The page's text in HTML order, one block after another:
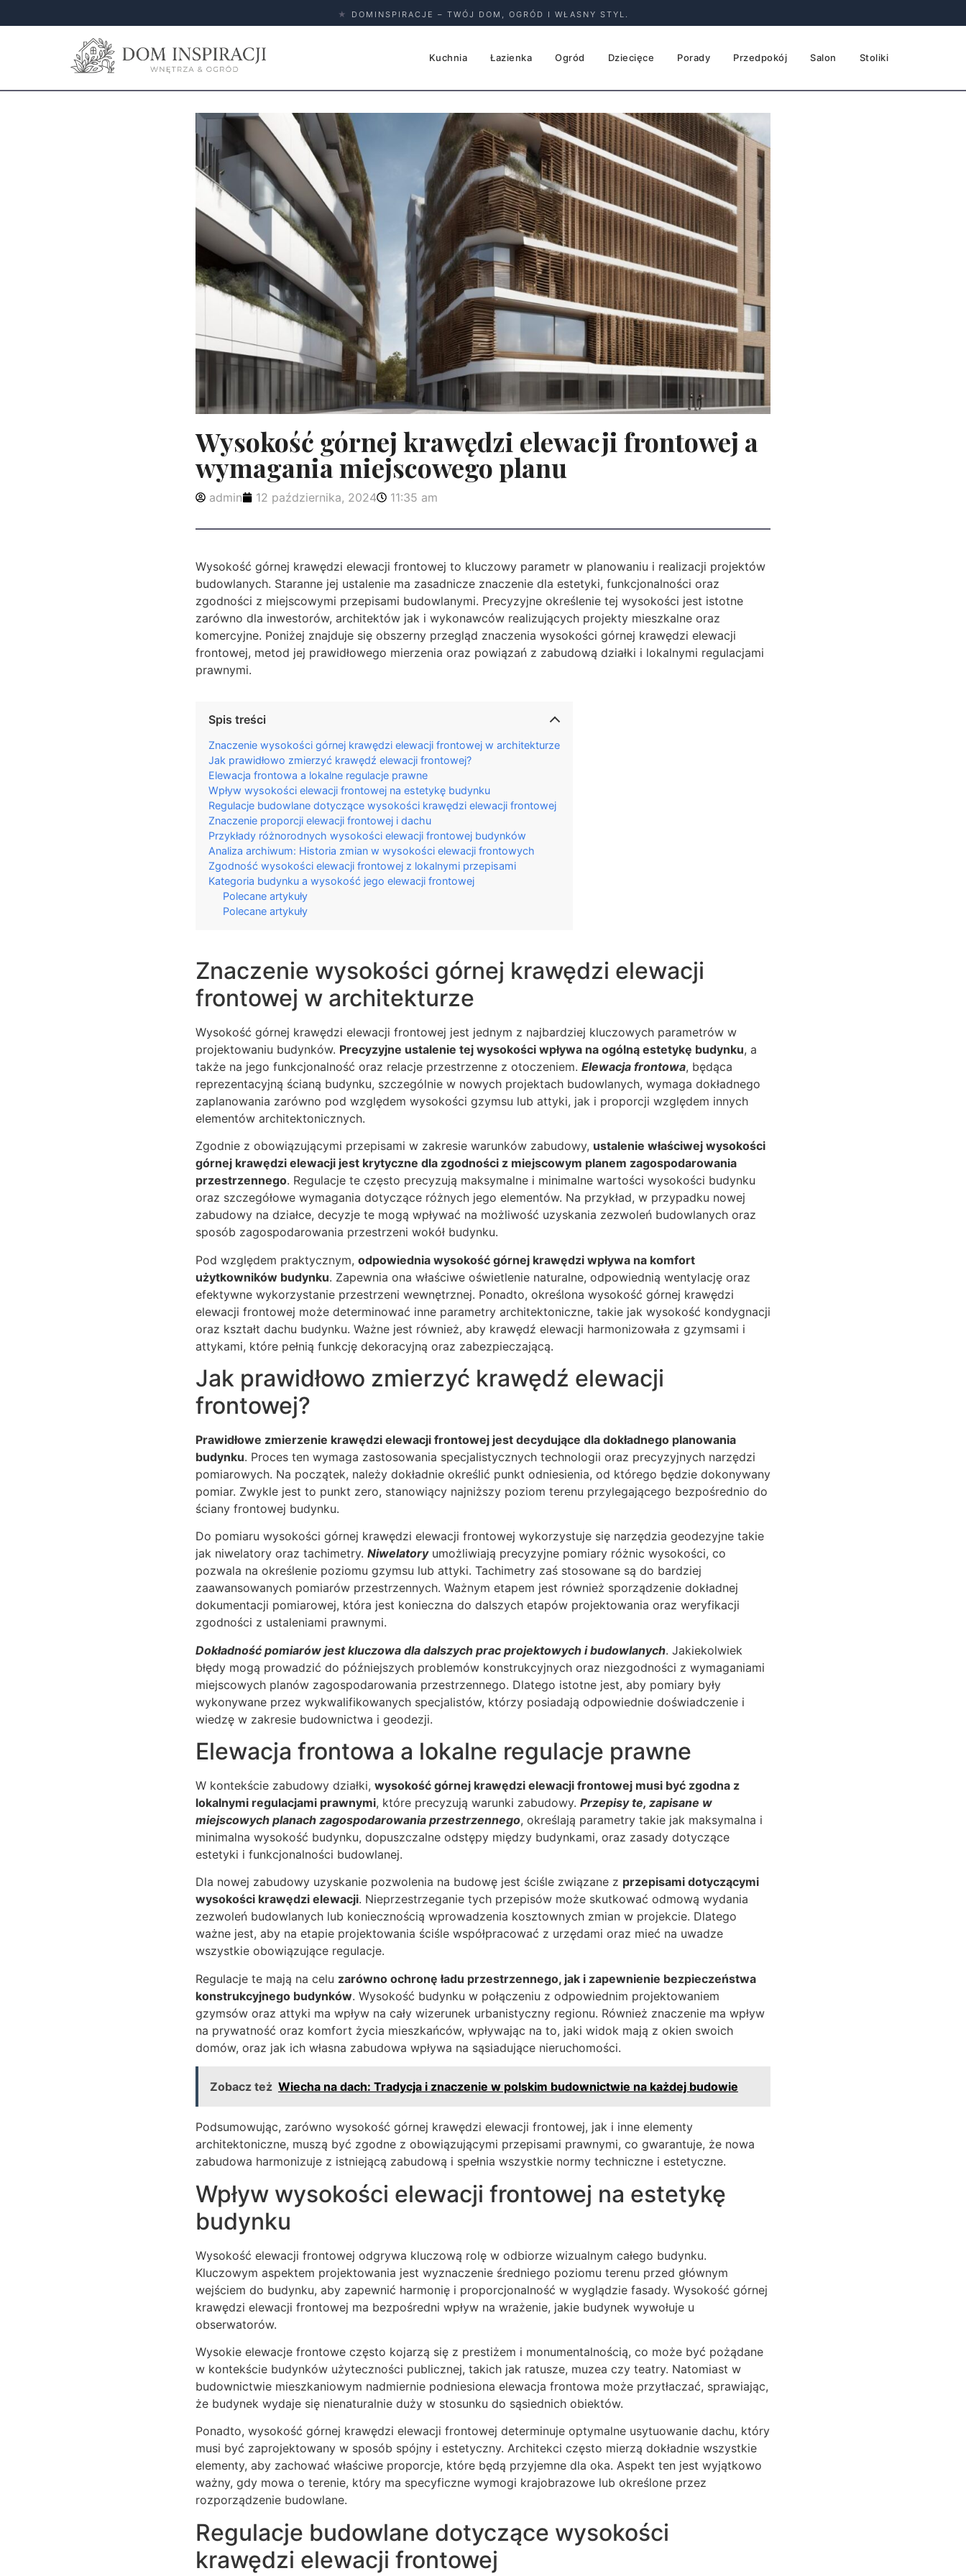
★ DOMINSPIRACJE – TWÓJ DOM, OGRÓD I WŁASNY STYL.
Kuchnia Łazienka Ogród Dziecięce Porady Przedpokój Salon Stoliki
Wysokość górnej krawędzi elewacji frontowej a
wymagania miejscowego planu
admin 12 października, 2024 11:35 am
Wysokość górnej krawędzi elewacji frontowej to kluczowy parametr w planowaniu i realizacji projektów
budowlanych. Staranne jej ustalenie ma zasadnicze znaczenie dla estetyki, funkcjonalności oraz
zgodności z miejscowymi przepisami budowlanymi. Precyzyjne określenie tej wysokości jest istotne
zarówno dla inwestorów, architektów jak i wykonawców realizujących projekty mieszkalne oraz
komercyjne. Poniżej znajduje się obszerny przegląd znaczenia wysokości górnej krawędzi elewacji
frontowej, metod jej prawidłowego mierzenia oraz powiązań z zabudową działki i lokalnymi regulacjami
prawnymi.
Spis treści
Znaczenie wysokości górnej krawędzi elewacji frontowej w architekturze
Jak prawidłowo zmierzyć krawędź elewacji frontowej?
Elewacja frontowa a lokalne regulacje prawne
Wpływ wysokości elewacji frontowej na estetykę budynku
Regulacje budowlane dotyczące wysokości krawędzi elewacji frontowej
Znaczenie proporcji elewacji frontowej i dachu
Przykłady różnorodnych wysokości elewacji frontowej budynków
Analiza archiwum: Historia zmian w wysokości elewacji frontowych
Zgodność wysokości elewacji frontowej z lokalnymi przepisami
Kategoria budynku a wysokość jego elewacji frontowej
Polecane artykuły
Polecane artykuły
Znaczenie wysokości górnej krawędzi elewacji
frontowej w architekturze
Wysokość górnej krawędzi elewacji frontowej jest jednym z najbardziej kluczowych parametrów w
projektowaniu budynków. Precyzyjne ustalenie tej wysokości wpływa na ogólną estetykę budynku, a
także na jego funkcjonalność oraz relacje przestrzenne z otoczeniem. Elewacja frontowa, będąca
reprezentacyjną ścianą budynku, szczególnie w nowych projektach budowlanych, wymaga dokładnego
zaplanowania zarówno pod względem wysokości gzymsu lub attyki, jak i proporcji względem innych
elementów architektonicznych.
Zgodnie z obowiązującymi przepisami w zakresie warunków zabudowy, ustalenie właściwej wysokości
górnej krawędzi elewacji jest krytyczne dla zgodności z miejscowym planem zagospodarowania
przestrzennego. Regulacje te często precyzują maksymalne i minimalne wartości wysokości budynku
oraz szczegółowe wymagania dotyczące różnych jego elementów. Na przykład, w przypadku nowej
zabudowy na działce, decyzje te mogą wpływać na możliwość uzyskania zezwoleń budowlanych oraz
sposób zagospodarowania przestrzeni wokół budynku.
Pod względem praktycznym, odpowiednia wysokość górnej krawędzi wpływa na komfort
użytkowników budynku. Zapewnia ona właściwe oświetlenie naturalne, odpowiednią wentylację oraz
efektywne wykorzystanie przestrzeni wewnętrznej. Ponadto, określona wysokość górnej krawędzi
elewacji frontowej może determinować inne parametry architektoniczne, takie jak wysokość kondygnacji
oraz kształt dachu budynku. Ważne jest również, aby krawędź elewacji harmonizowała z gzymsami i
attykami, które pełnią funkcję dekoracyjną oraz zabezpieczającą.
Jak prawidłowo zmierzyć krawędź elewacji
frontowej?
Prawidłowe zmierzenie krawędzi elewacji frontowej jest decydujące dla dokładnego planowania
budynku. Proces ten wymaga zastosowania specjalistycznych technologii oraz precyzyjnych narzędzi
pomiarowych. Na początek, należy dokładnie określić punkt odniesienia, od którego będzie dokonywany
pomiar. Zwykle jest to punkt zero, stanowiący najniższy poziom terenu przylegającego bezpośrednio do
ściany frontowej budynku.
Do pomiaru wysokości górnej krawędzi elewacji frontowej wykorzystuje się narzędzia geodezyjne takie
jak niwelatory oraz tachimetry. Niwelatoryumożliwiają precyzyjne pomiary różnic wysokości, co
pozwala na określenie poziomu gzymsu lub attyki. Tachimetry zaś stosowane są do bardziej
zaawansowanych pomiarów przestrzennych. Ważnym etapem jest również sporządzenie dokładnej
dokumentacji pomiarowej, która jest konieczna do dalszych etapów projektowania oraz weryfikacji
zgodności z ustaleniami prawnymi.
Dokładność pomiarów jest kluczowa dla dalszych prac projektowych i budowlanych. Jakiekolwiek
błędy mogą prowadzić do późniejszych problemów konstrukcyjnych oraz niezgodności z wymaganiami
miejscowych planów zagospodarowania przestrzennego. Dlatego istotne jest, aby pomiary były
wykonywane przez wykwalifikowanych specjalistów, którzy posiadają odpowiednie doświadczenie i
wiedzę w zakresie budownictwa i geodezji.
Elewacja frontowa a lokalne regulacje prawne
W kontekście zabudowy działki, wysokość górnej krawędzi elewacji frontowej musi być zgodna z
lokalnymi regulacjami prawnymi, które precyzują warunki zabudowy. Przepisy te, zapisane w
miejscowych planach zagospodarowania przestrzennego, określają parametry takie jak maksymalna i
minimalna wysokość budynku, dopuszczalne odstępy między budynkami, oraz zasady dotyczące
estetyki i funkcjonalności budowlanej.
Dla nowej zabudowy uzyskanie pozwolenia na budowę jest ściśle związane z przepisami dotyczącymi
wysokości krawędzi elewacji. Nieprzestrzeganie tych przepisów może skutkować odmową wydania
zezwoleń budowlanych lub koniecznością wprowadzenia kosztownych zmian w projekcie. Dlatego
ważne jest, aby na etapie projektowania ściśle współpracować z urzędami oraz mieć na uwadze
wszystkie obowiązujące regulacje.
Regulacje te mają na celu zarówno ochronę ładu przestrzennego, jak i zapewnienie bezpieczeństwa
konstrukcyjnego budynków. Wysokość budynku w połączeniu z odpowiednim projektowaniem
gzymsów oraz attyki ma wpływ na cały wizerunek urbanistyczny regionu. Również znaczenie ma wpływ
na prywatność oraz komfort życia mieszkańców, wpływając na to, jaki widok mają z okien swoich
domów, oraz jak ich własna zabudowa wpływa na sąsiadujące nieruchomości.
Zobacz też Wiecha na dach: Tradycja i znaczenie w polskim budownictwie na każdej budowie
Podsumowując, zarówno wysokość górnej krawędzi elewacji frontowej, jak i inne elementy
architektoniczne, muszą być zgodne z obowiązującymi przepisami prawnymi, co gwarantuje, że nowa
zabudowa harmonizuje z istniejącą zabudową i spełnia wszystkie normy techniczne i estetyczne.
Wpływ wysokości elewacji frontowej na estetykę
budynku
Wysokość elewacji frontowej odgrywa kluczową rolę w odbiorze wizualnym całego budynku.
Kluczowym aspektem projektowania jest wyznaczenie średniego poziomu terenu przed głównym
wejściem do budynku, aby zapewnić harmonię i proporcjonalność w wyglądzie fasady. Wysokość górnej
krawędzi elewacji frontowej ma bezpośredni wpływ na wrażenie, jakie budynek wywołuje u
obserwatorów.
Wysokie elewacje frontowe często kojarzą się z prestiżem i monumentalnością, co może być pożądane
w kontekście budynków użyteczności publicznej, takich jak ratusze, muzea czy teatry. Natomiast w
budownictwie mieszkaniowym nadmiernie podniesiona elewacja frontowa może przytłaczać, sprawiając,
że budynek wydaje się nienaturalnie duży w stosunku do sąsiednich obiektów.
Ponadto, wysokość górnej krawędzi elewacji frontowej determinuje optymalne usytuowanie dachu, który
musi być zaprojektowany w sposób spójny i estetyczny. Architekci często mierzą dokładnie wszystkie
elementy, aby zachować właściwe proporcje, które będą przyjemne dla oka. Aspekt ten jest wyjątkowo
ważny, gdy mowa o terenie, który ma specyficzne wymogi krajobrazowe lub określone przez
rozporządzenie budowlane.
Regulacje budowlane dotyczące wysokości
krawędzi elewacji frontowej